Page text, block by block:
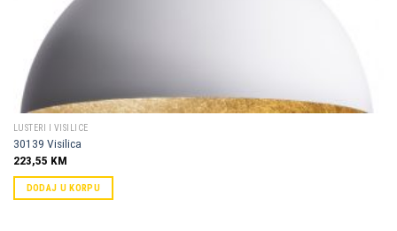
LUSTERI I VISILICE
30139 Visilica
223,55 KM
DODAJ U KORPU